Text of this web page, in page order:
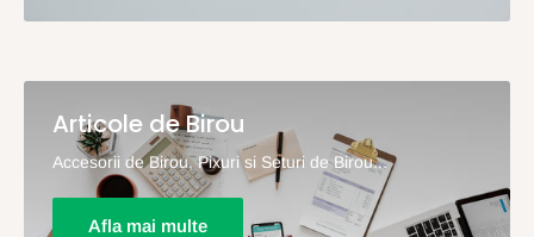
Articole de Birou
Accesorii de Birou, Pixuri si Seturi de Birou...
Afla mai multe